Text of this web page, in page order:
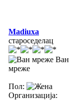
Madiuxa
староседелац
Ван
мреже
Пол:
Организација: